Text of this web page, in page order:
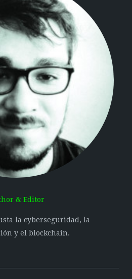
& Editor
la cyberseguridad, la
y el blockchain.